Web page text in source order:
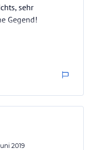
sehr
Gegend!
2019